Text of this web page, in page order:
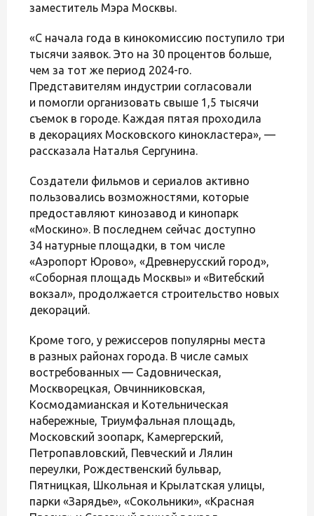
заместитель Мэра Москвы.
«С начала года в кинокомиссию поступило три
тысячи заявок. Это на 30 процентов больше,
чем за тот же период 2024-го.
Представителям индустрии согласовали
и помогли организовать свыше 1,5 тысячи
съемок в городе. Каждая пятая проходила
в декорациях Московского кинокластера», —
рассказала Наталья Сергунина.
Создатели фильмов и сериалов активно
пользовались возможностями, которые
предоставляют кинозавод и кинопарк
«Москино». В последнем сейчас доступно
34 натурные площадки, в том числе
«Аэропорт Юрово», «Древнерусский город»,
«Соборная площадь Москвы» и «Витебский
вокзал», продолжается строительство новых
декораций.
Кроме того, у режиссеров популярны места
в разных районах города. В числе самых
востребованных — Садовническая,
Москворецкая, Овчинниковская,
Космодамианская и Котельническая
набережные, Триумфальная площадь,
Московский зоопарк, Камергерский,
Петропавловский, Певческий и Лялин
переулки, Рождественский бульвар,
Пятницкая, Школьная и Крылатская улицы,
парки «Зарядье», «Сокольники», «Красная